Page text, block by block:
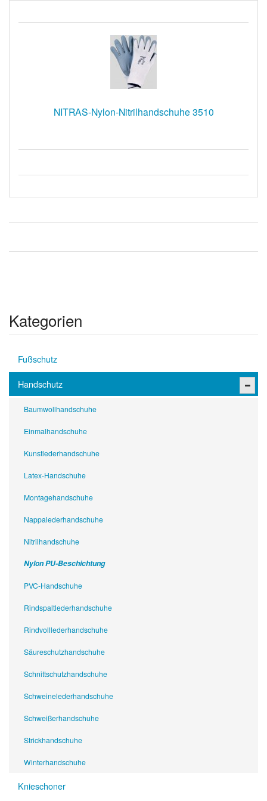
NITRAS-Nylon-Nitrilhandschuhe 3510
Kategorien
Fußschutz
Handschutz
Baumwollhandschuhe
Einmalhandschuhe
Kunstlederhandschuhe
Latex-Handschuhe
Montagehandschuhe
Nappalederhandschuhe
Nitrilhandschuhe
Nylon PU-Beschichtung
PVC-Handschuhe
Rindspaltlederhandschuhe
Rindvolllederhandschuhe
Säureschutzhandschuhe
Schnittschutzhandschuhe
Schweinelederhandschuhe
Schweißerhandschuhe
Strickhandschuhe
Winterhandschuhe
Knieschoner